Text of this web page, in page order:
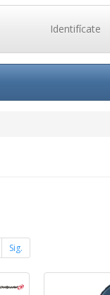
Identifícate
Sig.